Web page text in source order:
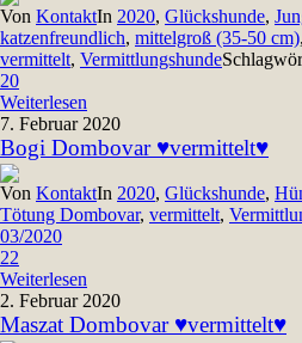
Von KontaktIn 2020, Glückshunde,
katzenfreundlich, mittelgroß (35-50 cm),
vermittelt, Vermittlungshunde
20
Weiterlesen
7. Februar 2020
Bogi Dombovar ♥vermittelt♥
Von KontaktIn 2020, Glückshunde,
Tötung Dombovar, vermittelt,
03/2020
22
Weiterlesen
2. Februar 2020
Maszat Dombovar ♥vermittelt♥